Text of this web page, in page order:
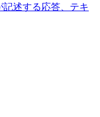
述する応答、テキ